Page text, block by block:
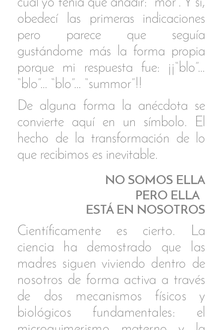
corazón"
, sería el equivalente
asiático a las tapas o pinchos.
‍MOR
= Madre. En sueco.
‍SUMMOR
Platos y recetas
Todos los platos comparten dos
ingredientes clave.
PEIX DE SANTA POLA
Los habitantes del mar nos parecen extraños y sin
embrago un día fuimos peces.
Símbolo de los alimentos básicos
que sostienen la vida.
Recientes estudios muestran que un
grano de arroz acelera su germinación al
escuchar el sonido de las primeras gotas
de lluvia. Percibe su vibración antes
incluso de recibir el efecto del agua. ¡Hay
tanto que desconocemos sobre cómo se
abre paso la vida!